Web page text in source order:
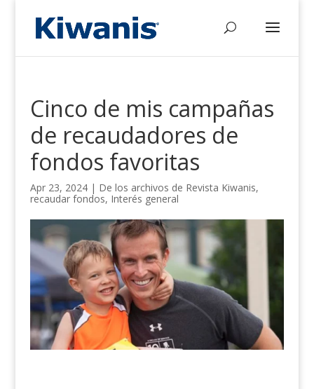
Cinco de mis campañas
de recaudadores de
fondos favoritas
Apr 23, 2024| De los archivos de Revista Kiwanis,
recaudar fondos, Interés general